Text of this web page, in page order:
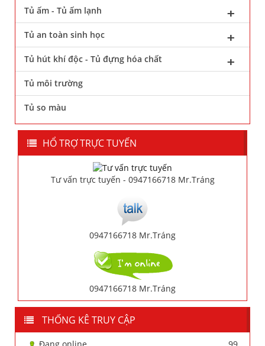
Tủ ấm - Tủ ấm lạnh
Tủ an toàn sinh học
Tủ hút khí độc - Tủ đựng hóa chất
Tủ môi trường
Tủ so màu
HỔ TRỢ TRỰC TUYẾN
Tư vấn trực tuyến - 0947166718 Mr.Tráng
0947166718 Mr.Tráng
0947166718 Mr.Tráng
THỐNG KÊ TRUY CẬP